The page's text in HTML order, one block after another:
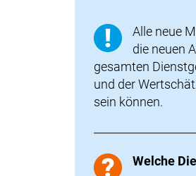
Alle neue
die neuen
gesamten
und der
sein können.
Welche